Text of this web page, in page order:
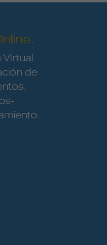
VIrtual.
de